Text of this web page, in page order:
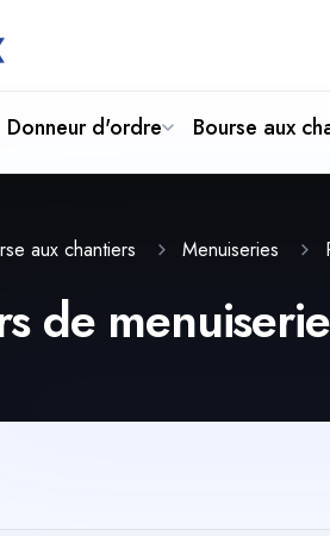
Donneur d'ordre Bourse aux
aux chantiers Menuiseries
de